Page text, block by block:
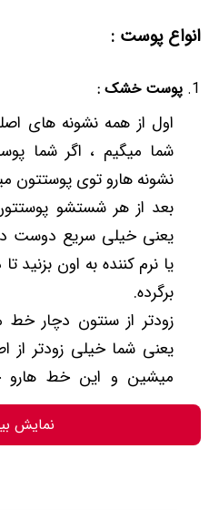
انواع پوست :
پوست خشک :
اول از همه نشونه های
شما میگیم ، اگر شما
نشونه هارو توی پوستتون
بعد از هر شستشو
یعنی خیلی سریع دوست
یا نرم کننده به اون بزنید
برگرده.
زودتر از سنتون دچار
یعنی شما خیلی زودتر از
میشین و این خط هارو
پوستتون میبینید و اگر
نمایش